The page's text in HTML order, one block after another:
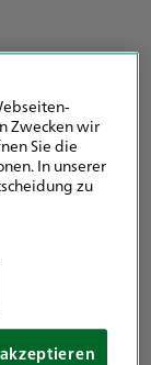
§ 34d Abs. 1
§ 34d Abs. 10
TCDYC-97
Zwecken wir
Sie die
In unserer
zu